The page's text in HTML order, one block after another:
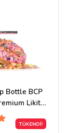
14/01/2021
Bottle BCP
Likit
TÜKENDİ!